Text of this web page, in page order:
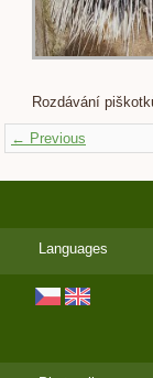
Rozdávání
← Previous
Languages